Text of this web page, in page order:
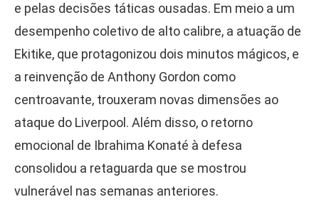
e pelas decisões táticas ousadas. Em meio a um
desempenho coletivo de alto calibre, a atuação de
Ekitike, que protagonizou dois minutos mágicos, e
a reinvenção de Anthony Gordon como
centroavante, trouxeram novas dimensões ao
ataque do Liverpool. Além disso, o retorno
emocional de Ibrahima Konaté à defesa
consolidou a retaguarda que se mostrou
vulnerável nas semanas anteriores.